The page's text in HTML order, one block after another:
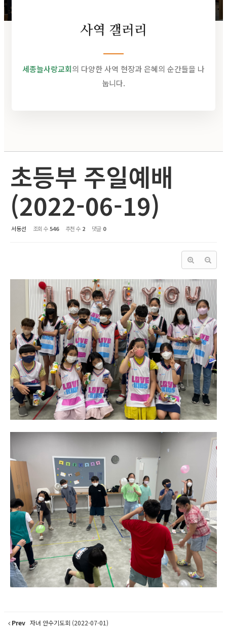
사역 갤러리
세종늘사랑교회의 다양한 사역 현장과 은혜의 순간들을 나
눕니다.
초등부 주일예배
(2022-06-19)
서동선 조회 수546 추천 수 2 댓글 0
Prev 자녀 안수기도회 (2022-07-01)